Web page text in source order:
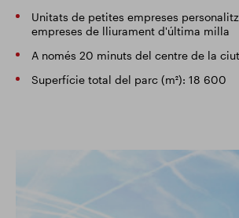
Unitats de petites empreses
empreses de lliurament d'última milla
A només 20 minuts del centre de la
Superfície total del parc (m²): 18 600